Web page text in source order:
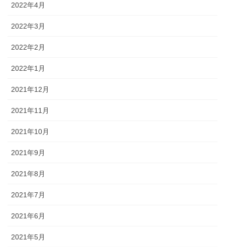
2022年4月
2022年3月
2022年2月
2022年1月
2021年12月
2021年11月
2021年10月
2021年9月
2021年8月
2021年7月
2021年6月
2021年5月